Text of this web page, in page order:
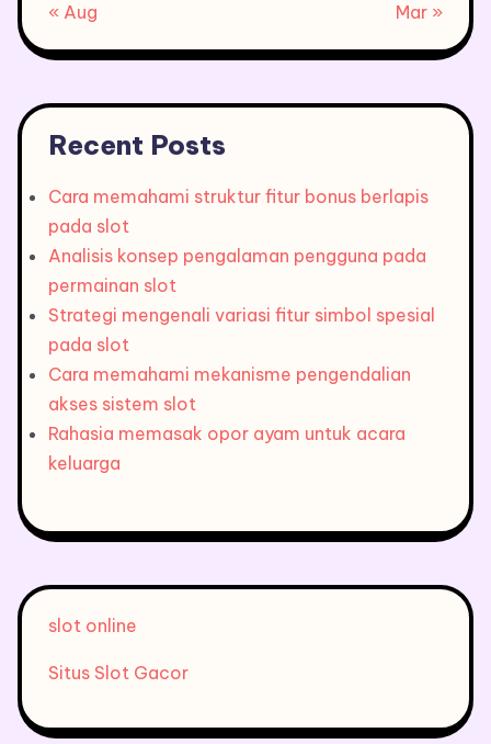
« Aug Mar »
Recent Posts
Cara memahami struktur fitur bonus berlapis
pada slot
Analisis konsep pengalaman pengguna pada
permainan slot
Strategi mengenali variasi fitur simbol spesial
pada slot
Cara memahami mekanisme pengendalian
akses sistem slot
Rahasia memasak opor ayam untuk acara
keluarga
slot online
Situs Slot Gacor